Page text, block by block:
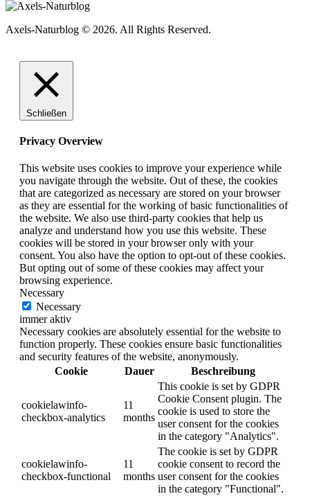
Axels-Naturblog © 2026. All Rights Reserved.
Schließen
Privacy Overview
This website uses cookies to improve your experience while
you navigate through the website. Out of these, the cookies
that are categorized as necessary are stored on your browser
as they are essential for the working of basic functionalities of
the website. We also use third-party cookies that help us
analyze and understand how you use this website. These
cookies will be stored in your browser only with your
consent. You also have the option to opt-out of these cookies.
But opting out of some of these cookies may affect your
browsing experience.
Necessary
Necessary
immer aktiv
Necessary cookies are absolutely essential for the website to
function properly. These cookies ensure basic functionalities
and security features of the website, anonymously.
Cookie
Dauer Beschreibung
cookielawinfo-
checkbox-analytics
11
months
This cookie is set by GDPR
Cookie Consent plugin. The
cookie is used to store the
user consent for the cookies
in the category "Analytics".
cookielawinfo-
checkbox-functional
11
months
The cookie is set by GDPR
cookie consent to record the
user consent for the cookies
in the category "Functional".